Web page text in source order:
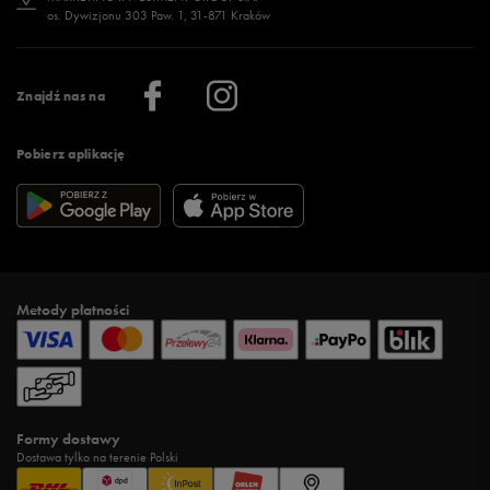
Znajdź nas na
Pobierz aplikację
Regulamin sklepu 50 style
Regulamin aplikacji 50 style
Więcej regulaminów >
Więcej >
Klub 50 style
Praca
Informacje o firmie
os. Dywizjonu 303 Paw. 1, 31-871 Kraków
Metody płatności
Formy dostawy
Dostawa tylko na terenie Polski